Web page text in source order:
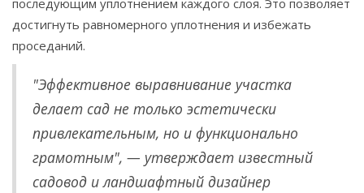
последующим уплотнением каждого слоя. Это позволяет
достигнуть равномерного уплотнения и избежать
проседаний.
"Эффективное выравнивание участка
делает сад не только эстетически
привлекательным, но и функционально
грамотным", — утверждает известный
садовод и ландшафтный дизайнер